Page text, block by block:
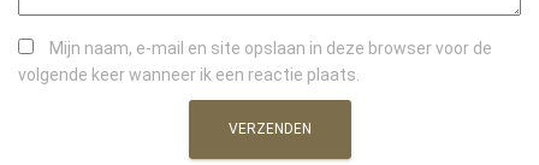
Mijn naam, e-mail en site opslaan in deze browser voor de
volgende keer wanneer ik een reactie plaats.